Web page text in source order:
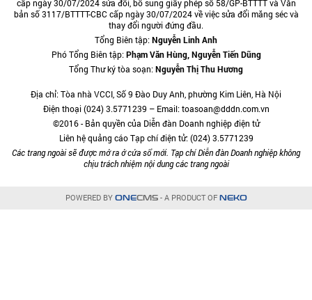
cấp ngày 30/07/2024 sửa đổi, bổ sung giấy phép số 58/GP-BTTTT và Văn
bản số 3117/BTTTT-CBC cấp ngày 30/07/2024 về việc sửa đổi măng séc và
thay đổi người đứng đầu.
Tổng Biên tập:Nguyễn Linh Anh
Phó Tổng Biên tập:Phạm Văn Hùng, Nguyễn Tiến Dũng
Tổng Thư ký tòa soạn:Nguyễn Thị Thu Hương
Địa chỉ: Tòa nhà VCCI, Số 9 Đào Duy Anh, phường Kim Liên, Hà Nội
Điện thoại (024) 3.5771239 – Email: toasoan@dddn.com.vn
©2016 - Bản quyền của Diễn đàn Doanh nghiệp điện tử
Liên hệ quảng cáo Tạp chí điện tử: (024) 3.5771239
Các trang ngoài sẽ được mở ra ở cửa sổ mới. Tạp chí Diễn đàn Doanh nghiệp không
chịu trách nhiệm nội dung các trang ngoài
POWERED BY ONECMS- A PRODUCT OF NEKO